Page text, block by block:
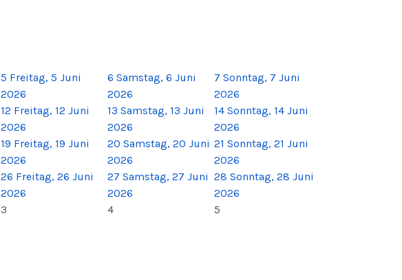
5 Freitag, 5 Juni
2026
6 Samstag, 6 Juni
2026
7 Sonntag, 7 Juni
2026
12 Freitag, 12 Juni
2026
13 Samstag, 13 Juni
2026
14 Sonntag, 14 Juni
2026
19 Freitag, 19 Juni
2026
20 Samstag, 20 Juni
2026
21 Sonntag, 21 Juni
2026
26 Freitag, 26 Juni
2026
27 Samstag, 27 Juni
2026
28 Sonntag, 28 Juni
2026
3 4 5